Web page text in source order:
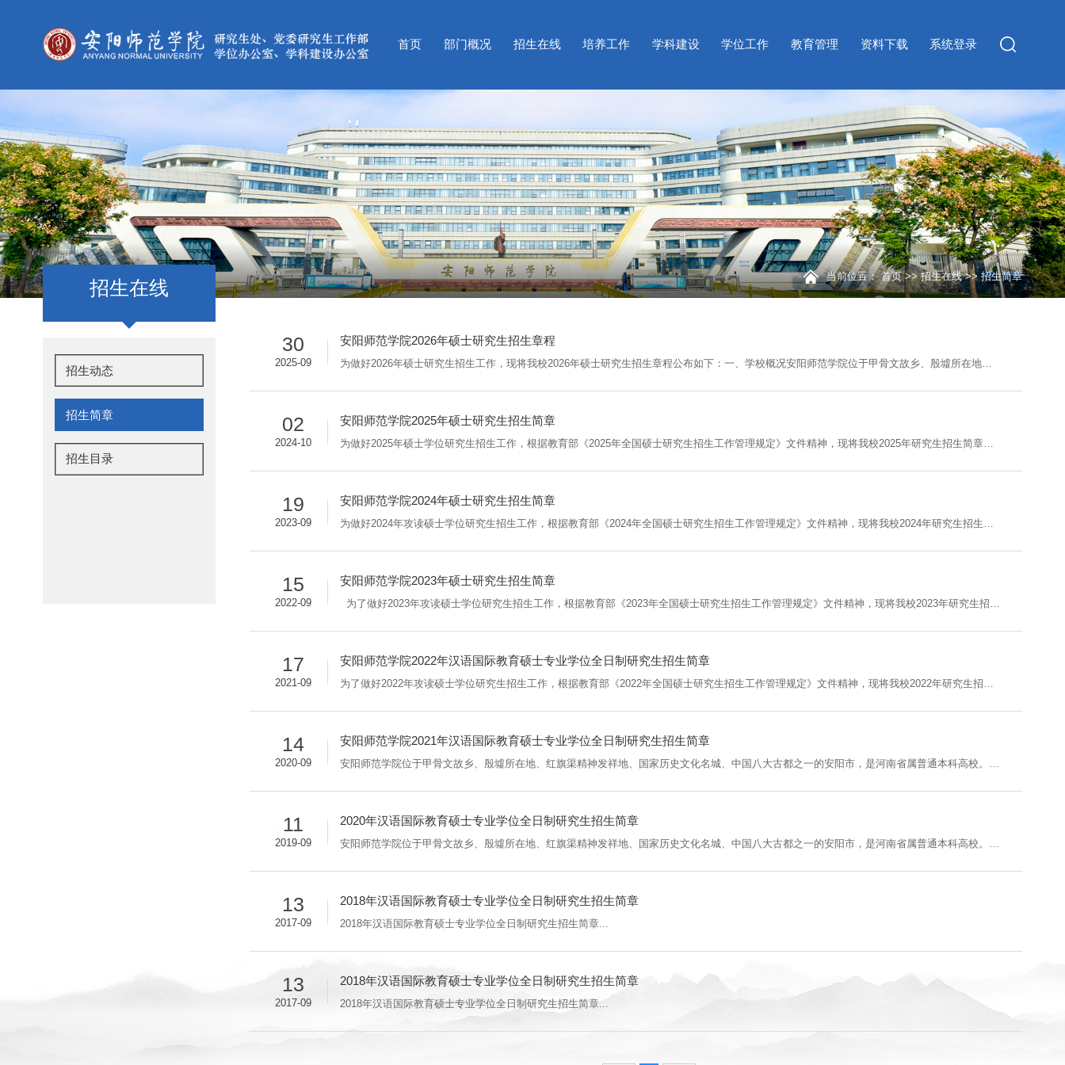
首页 部门概况 招生在线 培养工作 学科建设 学位工作 教育管理 资料下载 系统登录
当前位置： 首页>>招生在线>>招生简章
招生在线
招生动态
招生简章
招生目录
30
2025-09
安阳师范学院2026年硕士研究生招生章程
02
2024-10
安阳师范学院2025年硕士研究生招生简章
19
2023-09
安阳师范学院2024年硕士研究生招生简章
15
2022-09
安阳师范学院2023年硕士研究生招生简章
17
2021-09
安阳师范学院2022年汉语国际教育硕士专业学位全日制研究生招生简章
14
2020-09
安阳师范学院2021年汉语国际教育硕士专业学位全日制研究生招生简章
11
2019-09
2020年汉语国际教育硕士专业学位全日制研究生招生简章
安阳师范学院位于甲骨文故乡、殷墟所在地、红旗渠精神发祥地、国家历史文化名城、中国八大古都之一的安阳市，是河南省属普通本科高校。学校前身是始建于1908年的彰德府安阳师范传习所，1949年被命名为平原省立安阳师范学校，1958年更名为河南省安阳师范专科学校，1960年改名为安阳第一师范学校，1978年恢复为安阳师范专科学校，1992年更名为安阳师范高等专科学校。2000年安阳师范高等专科学校、安阳教育学院、安阳市第二师范学......
13
2017-09
2018年汉语国际教育硕士专业学位全日制研究生招生简章
2018年汉语国际教育硕士专业学位全日制研究生招生简章...
13
2017-09
2018年汉语国际教育硕士专业学位全日制研究生招生简章
2018年汉语国际教育硕士专业学位全日制研究生招生简章...